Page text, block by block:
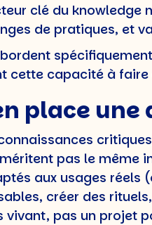
clé du
de pratiques, et
cette capacité à faire
place une
pas le même
aux usages réels
créer des
vivant, pas un projet